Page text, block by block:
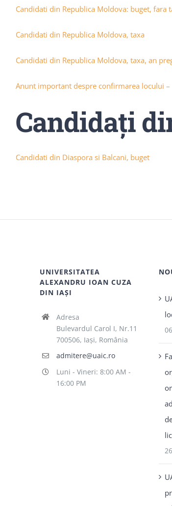
Candidati din Republica Moldova: buget, fara
Candidati din Republica Moldova, taxa
Candidati din Republica Moldova, taxa, an
Anunt important despre confirmarea locului
Candidaţi
Candidati din Diaspora si Balcani, buget
UNIVERSITATEA
ALEXANDRU IOAN CUZA
DIN IAȘI
Adresa
Bulevardul Carol I, Nr.11
700506, Iaşi, România
admitere@uaic.ro
Luni - Vineri: 8:00 AM -
16:00 PM